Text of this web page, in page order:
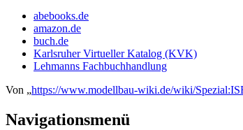
abebooks.de
amazon.de
buch.de
Karlsruher Virtueller Katalog (KVK)
Lehmanns Fachbuchhandlung
Von „https://www.modellbau-wiki.de/wiki/
Navigationsmenü